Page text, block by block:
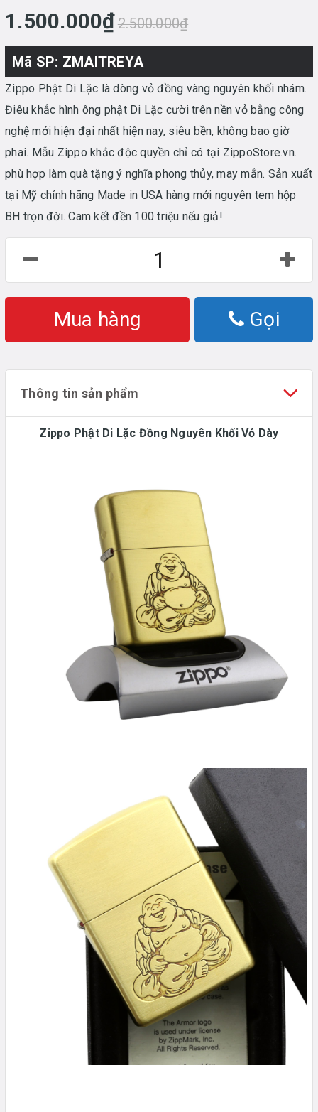
1.500.000₫2.500.000₫
Mã SP: ZMAITREYA
Zippo Phật Di Lặc là dòng vỏ đồng vàng nguyên khối nhám.
Điêu khắc hình ông phật Di Lặc cười trên nền vỏ bằng công
nghệ mới hiện đại nhất hiện nay, siêu bền, không bao giờ
phai. Mẫu Zippo khắc độc quyền chỉ có tại ZippoStore.vn.
phù hợp làm quà tặng ý nghĩa phong thủy, may mắn. Sản xuất
tại Mỹ chính hãng Made in USA hàng mới nguyên tem hộp
BH trọn đời. Cam kết đền 100 triệu nếu giả!
Mua hàng Gọi
Thông tin sản phẩm
Zippo Phật Di Lặc Đồng Nguyên Khối Vỏ Dày